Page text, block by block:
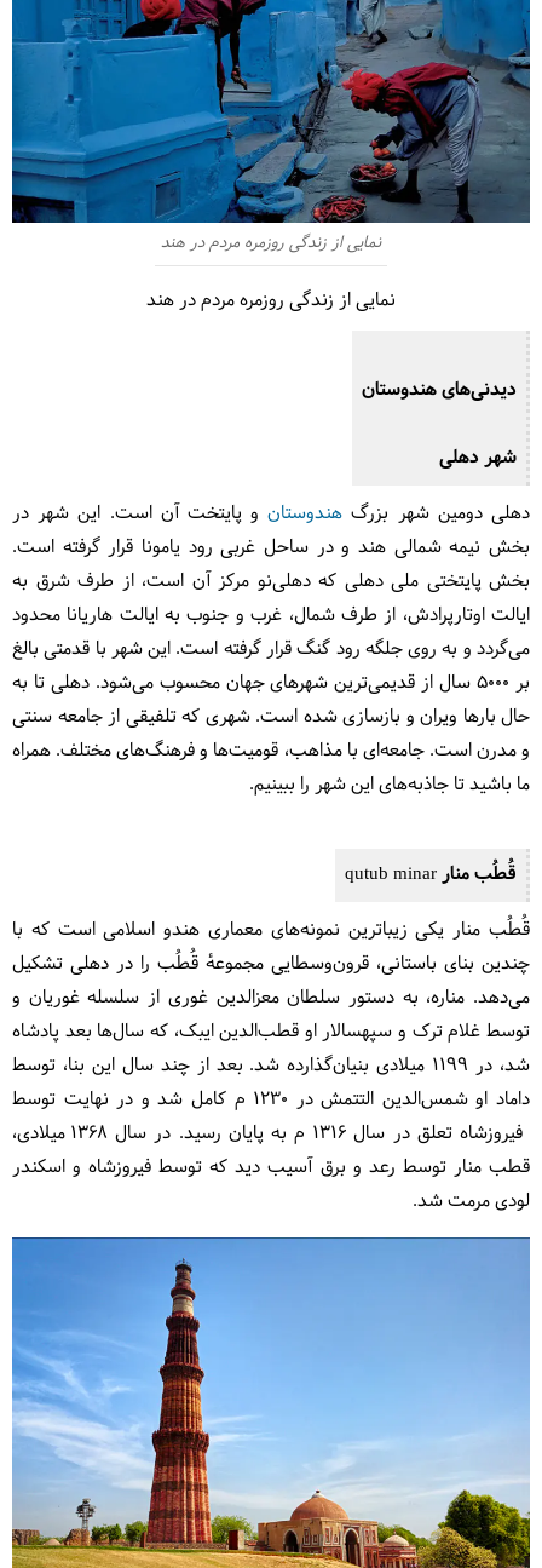
نمایی از زندگی روزمره مردم در هند
نمایی از زندگی روزمره مردم در هند
دیدنی‌های هندوستان
شهر دهلی
دهلی دومین شهر بزرگ هندوستان و پایتخت آن است. این شهر در
بخش نیمه شمالی هند و در ساحل غربی رود یامونا قرار گرفته است.
بخش پایتختی ملی دهلی که دهلی‌نو مرکز آن است، از طرف شرق به
ایالت اوتارپرادش، از طرف شمال، غرب و جنوب به ایالت هاریانا محدود
می‌گردد و به روی جلگه رود گنگ قرار گرفته است. این شهر با قدمتی بالغ
بر ۵۰۰۰ سال از قدیمی‌ترین شهرهای جهان محسوب می‌شود. دهلی تا به
حال بارها ویران و بازسازی شده است. شهری که تلفیقی از جامعه سنتی
و مدرن است. جامعه‌ای با مذاهب، قومیت‌ها و فرهنگ‌های مختلف. همراه
ما باشید تا جاذبه‌های این شهر را ببینیم.
قُطُب منار
قُطُب منار یکی زیباترین نمونه‌های معماری هندو اسلامی است که با
چندین بنای باستانی، قرون‌وسطایی مجموعهٔ قُطُب را در دهلی تشکیل
می‌دهد. مناره، به دستور سلطان معزالدین غوری از سلسله غوریان و
توسط غلام ترک و سپهسالار او قطب‌الدین ایبک، که سال‌ها بعد پادشاه
شد، در ۱۱۹۹ میلادی بنیان‌گذارده شد. بعد از چند سال این بنا، توسط
داماد او شمس‌الدین التتمش در ۱۲۳۰ م کامل شد و در نهایت توسط
فیروزشاه تعلق در سال ۱۳۱۶ م به پایان رسید. در سال 1368 میلادی،
قطب منار توسط رعد و برق آسیب دید که توسط فیروزشاه و اسکندر
لودی مرمت شد.